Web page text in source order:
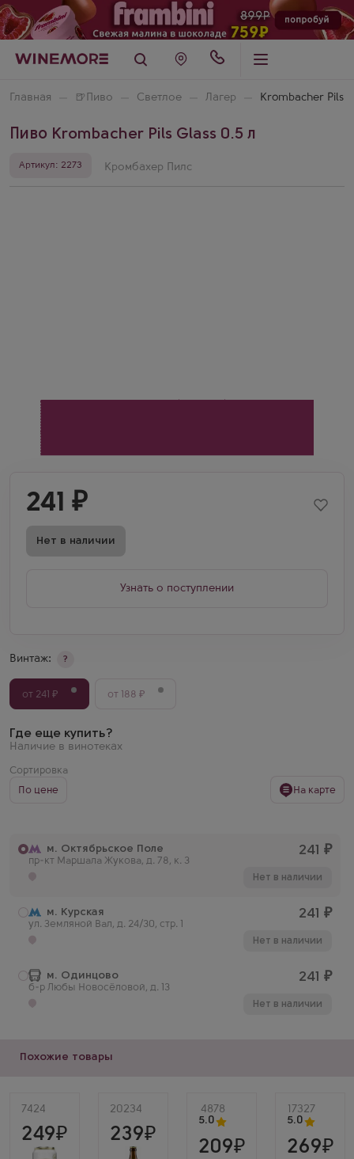
Главная 🍺 Пиво Светлое Лагер Krombacher Pils
Пиво Krombacher Pils Glass 0.5 л
Артикул: 2273 Кромбахер Пилс
Винтаж: ?
от 241 ₽ от 188 ₽
241 ₽
Нет в наличии
Узнать о поступлении
Где еще купить?
Наличие в винотеках
Сортировка
По цене
На карте
м. Октябрьское Поле
пр-кт Маршала Жукова, д. 78, к. 3
241 ₽
Нет в наличии
м. Курская
ул. Земляной Вал, д. 24/30, стр. 1
241 ₽
Нет в наличии
м. Одинцово
б-р Любы Новосёловой, д. 13
241 ₽
Нет в наличии
Похожие товары
Артикул
7424
249
Артикул
20234
239
Артикул
4878
5.0
209
Артикул
17327
5.0
269